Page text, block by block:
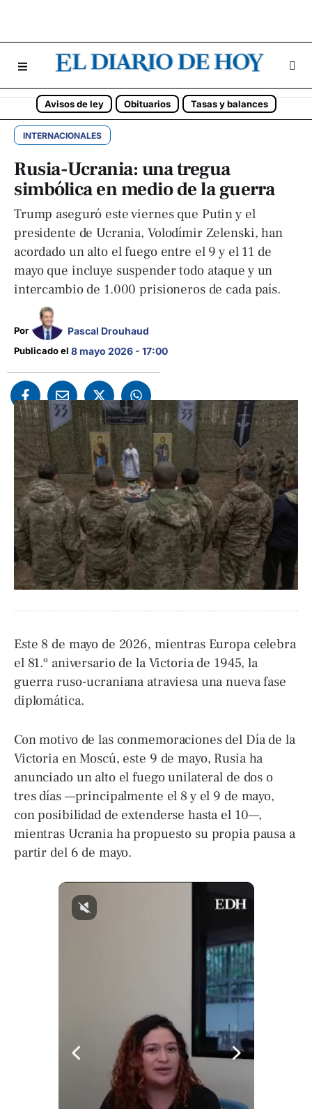
Avisos de ley Obituarios Tasas y balances
INTERNACIONALES
Rusia-Ucrania: una tregua
simbólica en medio de la guerra
Trump aseguró este viernes que Putin y el
presidente de Ucrania, Volodímir Zelenski, han
acordado un alto el fuego entre el 9 y el 11 de
mayo que incluye suspender todo ataque y un
intercambio de 1.000 prisioneros de cada país.
Por Pascal Drouhaud
Publicado el 8 mayo 2026 - 17:00
Este 8 de mayo de 2026, mientras Europa celebra
el 81.º aniversario de la Victoria de 1945, la
guerra ruso-ucraniana atraviesa una nueva fase
diplomática.
Con motivo de las conmemoraciones del Día de la
Victoria en Moscú, este 9 de mayo, Rusia ha
anunciado un alto el fuego unilateral de dos o
tres días —principalmente el 8 y el 9 de mayo,
con posibilidad de extenderse hasta el 10—,
mientras Ucrania ha propuesto su propia pausa a
partir del 6 de mayo.